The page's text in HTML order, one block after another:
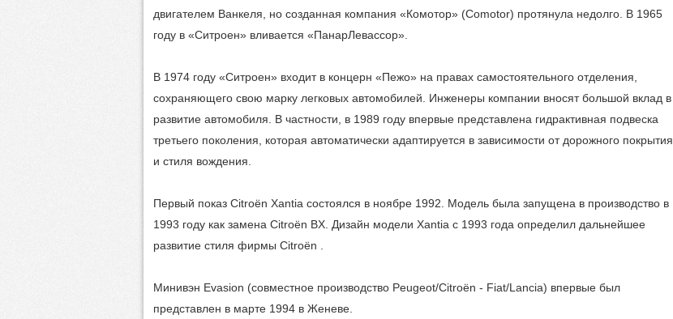
двигателем Ванкеля, но созданная компания «Комотор» (Comotor) протянула недолго. В 1965
году в «Ситроен» вливается «ПанарЛевассор».
В 1974 году «Ситроен» входит в концерн «Пежо» на правах самостоятельного отделения,
сохраняющего свою марку легковых автомобилей. Инженеры компании вносят большой вклад в
развитие автомобиля. В частности, в 1989 году впервые представлена гидрактивная подвеска
третьего поколения, которая автоматически адаптируется в зависимости от дорожного покрытия
и стиля вождения.
Первый показ Citroën Xantia состоялся в ноябре 1992. Модель была запущена в производство в
1993 году как замена Citroën BX. Дизайн модели Xantia с 1993 года определил дальнейшее
развитие стиля фирмы Citroën .
Минивэн Evasion (совместное производство Peugeot/Citroën - Fiat/Lancia) впервые был
представлен в марте 1994 в Женеве.